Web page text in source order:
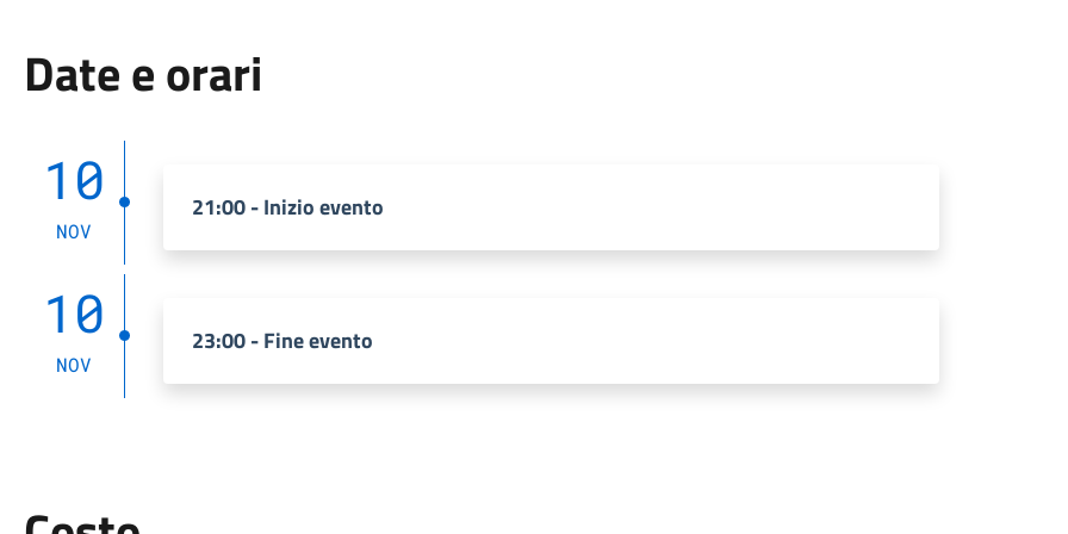
Date e orari
10
NOV
21:00 - Inizio evento
10
NOV
23:00 - Fine evento